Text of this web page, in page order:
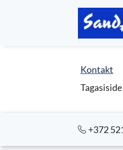
Kontakt
Tagasiside
+372